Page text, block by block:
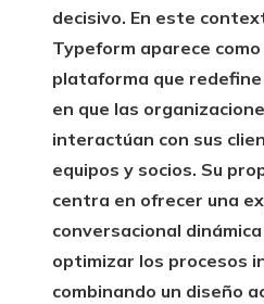
decisivo. En este
Typeform aparece como
plataforma que
en que las
interactúan con sus
equipos y socios. Su
centra en ofrecer una
conversacional
optimizar los procesos
combinando un diseño